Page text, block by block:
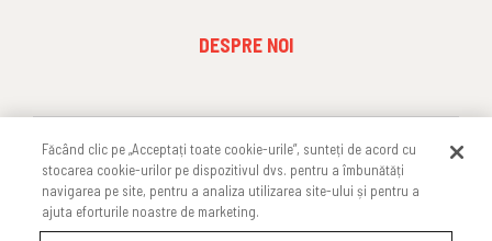
DESPRE NOI
URMĂREȘTE-NE
Făcând clic pe „Acceptați toate cookie-urile”, sunteți de acord cu
stocarea cookie-urilor pe dispozitivul dvs. pentru a îmbunătăți
navigarea pe site, pentru a analiza utilizarea site-ului și pentru a
ajuta eforturile noastre de marketing.